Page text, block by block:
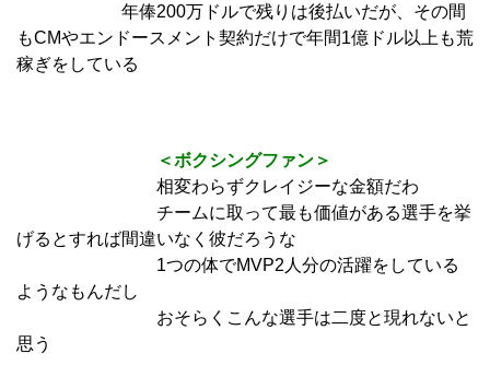
年俸200万ドルで残りは後払いだが、その間
もCMやエンドースメント契約だけで年間1億ドル以上も荒
稼ぎをしている
＜ボクシングファン＞
相変わらずクレイジーな金額だわ
チームに取って最も価値がある選手を挙
げるとすれば間違いなく彼だろうな
1つの体でMVP2人分の活躍をしている
ようなもんだし
おそらくこんな選手は二度と現れないと
思う